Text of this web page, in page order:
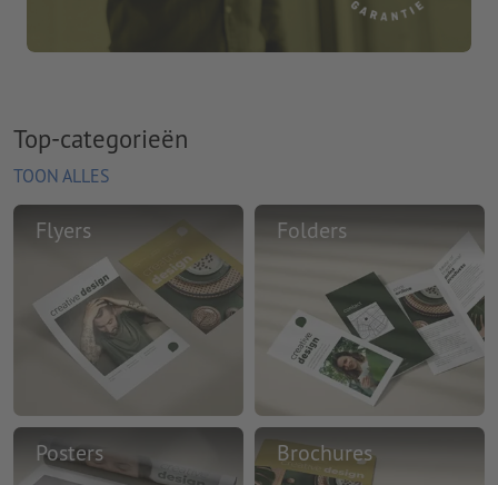
Top-categorieën
TOON ALLES
Flyers Folders
Posters Brochures